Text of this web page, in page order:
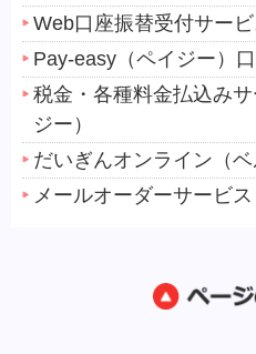
Web口座振替受付サービ
Pay-easy（ペイジー）
税金・各種料金払込み
ジー）
だいぎんオンライン（ベ
メールオーダーサービス